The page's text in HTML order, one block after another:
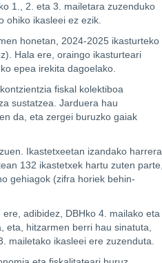
1., 2. eta 3. mailetara zuzenduko
ohiko ikasleei ez ezik.
honetan, 2024-2025 ikasturteko
Hala ere, oraingo ikasturteari
epea irekita dagoelako.
fiskal kolektiboa
sustatzea. Jarduera hau
da, eta zergei buruzko gaiak
Ikastetxeetan izandako harrera
132 ikastetxek hartu zuten parte,
gehiagok (zifra horiek behin-
adibidez, DBHko 4. mailako eta
eta, hitzarmen berri hau sinatuta,
mailetako ikasleei ere zuzenduta.